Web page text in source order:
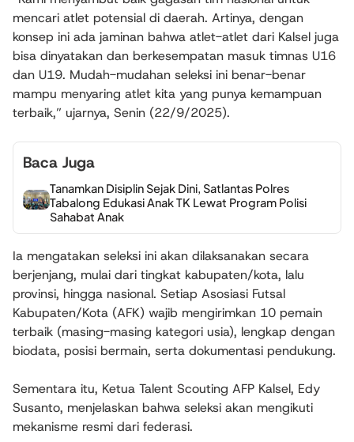
mencari atlet potensial di daerah. Artinya, dengan
konsep ini ada jaminan bahwa atlet-atlet dari Kalsel juga
bisa dinyatakan dan berkesempatan masuk timnas U16
dan U19. Mudah-mudahan seleksi ini benar-benar
mampu menyaring atlet kita yang punya kemampuan
terbaik,” ujarnya, Senin (22/9/2025).
Baca Juga
Tanamkan Disiplin Sejak Dini, Satlantas Polres
Tabalong Edukasi Anak TK Lewat Program Polisi
Sahabat Anak
Ia mengatakan seleksi ini akan dilaksanakan secara
berjenjang, mulai dari tingkat kabupaten/kota, lalu
provinsi, hingga nasional. Setiap Asosiasi Futsal
Kabupaten/Kota (AFK) wajib mengirimkan 10 pemain
terbaik (masing-masing kategori usia), lengkap dengan
biodata, posisi bermain, serta dokumentasi pendukung.
Sementara itu, Ketua Talent Scouting AFP Kalsel, Edy
Susanto, menjelaskan bahwa seleksi akan mengikuti
mekanisme resmi dari federasi.